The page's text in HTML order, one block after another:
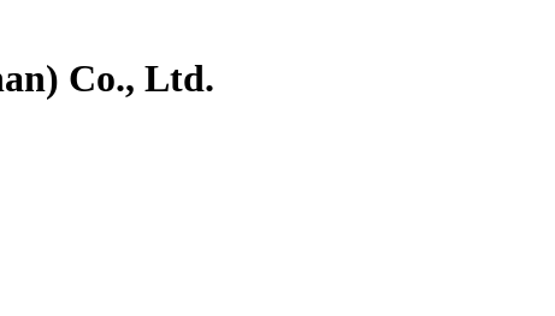
Co., Ltd.